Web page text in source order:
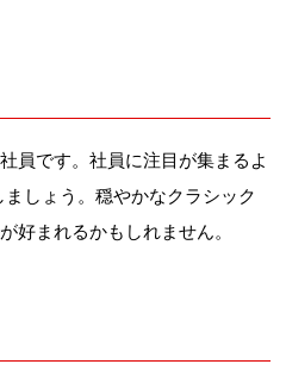
員です。社員に注目が集まるよ
しょう。穏やかなクラシック
好まれるかもしれません。